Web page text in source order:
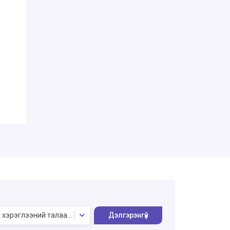
талаарх аюулгүй байдлын зөвлөмж
Дэлгэрэнгүй